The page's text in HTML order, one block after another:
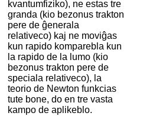
kvantumfiziko), ne estas tre
granda (kio bezonus trakton
pere de ĝenerala
relativeco) kaj ne moviĝas
kun rapido komparebla kun
la rapido de la lumo (kio
bezonus trakton pere de
speciala relativeco), la
teorio de Newton funkcias
tute bone, do en tre vasta
kampo de aplikeblo.